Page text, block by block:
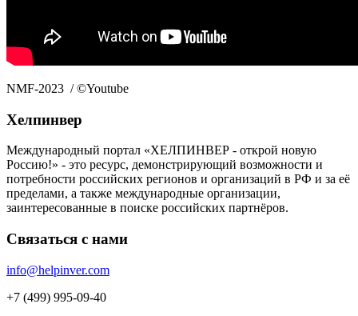
NMF-2023 / ©Youtube
Хелпинвер
Международный портал «ХЕЛПИНВЕР - открой новую
Россию!» - это ресурс, демонстрирующий возможности и
потребности российских регионов и организаций в РФ и за её
пределами, а также международные организации,
заинтересованные в поиске российских партнёров.
Связаться с нами
info@helpinver.com
+7 (499) 995-09-40